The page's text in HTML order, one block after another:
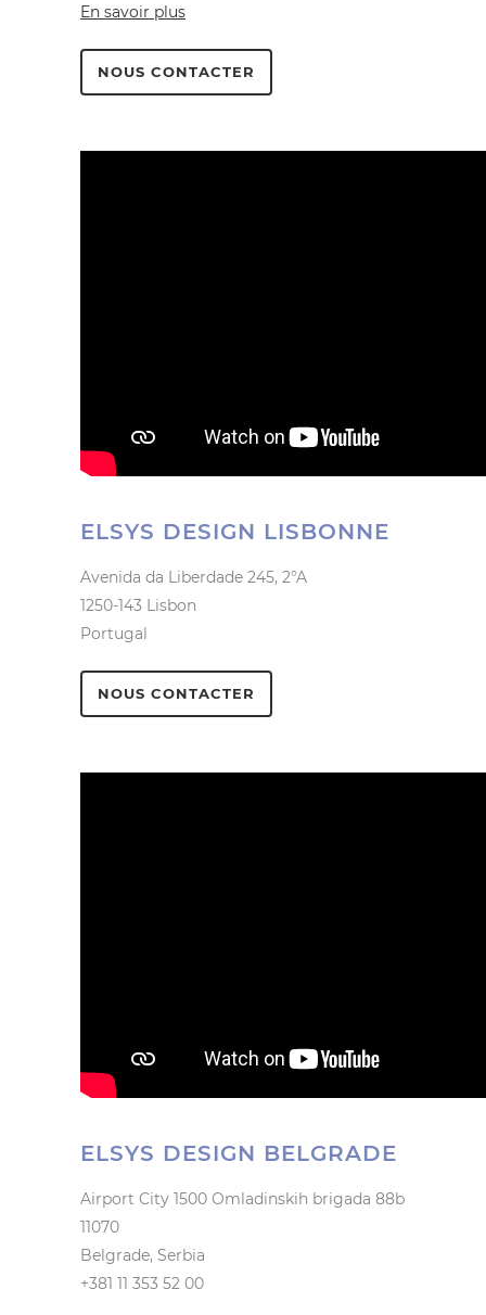
En savoir plus
NOUS CONTACTER
ELSYS DESIGN LISBONNE
Avenida da Liberdade 245, 2°A
1250-143 Lisbon
Portugal
NOUS CONTACTER
ELSYS DESIGN BELGRADE
Airport City 1500 Omladinskih brigada 88b
11070
Belgrade, Serbia
+381 11 353 52 00